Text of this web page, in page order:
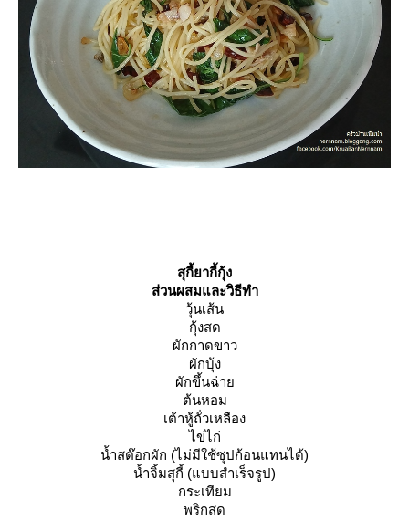
สุกี้ยากี้กุ้ง
ส่วนผสมและวิธีทำ
วุ้นเส้น
กุ้งสด
ผักกาดขาว
ผักบุ้ง
ผักขึ้นฉ่า
ต้นหอม
เต้าหู้ถั่วเหลือง
ไข่ไก่
น้ำสต๊อกผัก (ไม่มีใช้ซุปก้อนแทนได้)
น้ำจิ้มสุกี้ (แบบสำเร็จรูป)
กระเทียม
พริกสด